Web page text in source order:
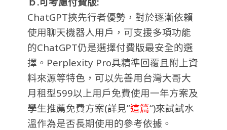
ChatGPT挾先行者優勢，對於逐漸依賴
使用聊天機器人用戶，可支援多項功能
的ChatGPT仍是選擇付費版最安全的選
擇。Perplexity Pro具精準回覆且附上資
料來源等特色，可以先善用台灣大哥大
月租型599以上用戶免費使用一年方案及
學生推薦免費方案(詳見”這篇“)來試試水
溫作為是否長期使用的參考依據。